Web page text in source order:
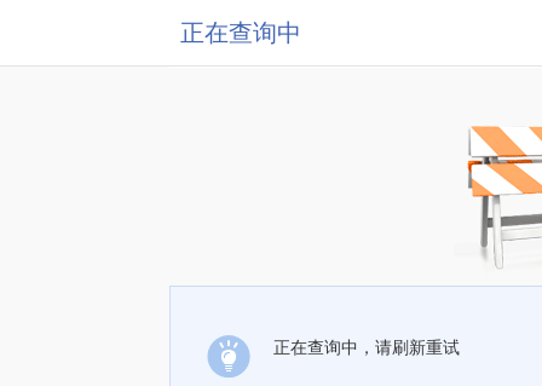
正在查询中
正在查询中，请刷新重试